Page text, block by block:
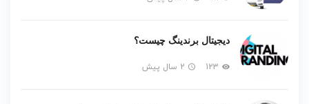
دیجیتال برندینگ چیست؟
123 2 سال پیش